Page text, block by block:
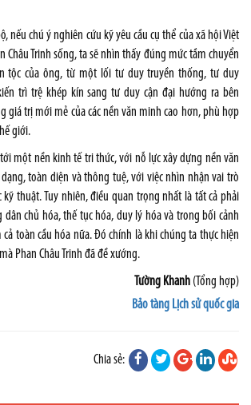
nếu chú ý nghiên cứu kỹ yêu cầu cụ thể của xã hội Việt
Châu Trinh sống, ta sẽ nhìn thấy đúng mức tầm chuyển
tộc của ông, từ một lối tư duy truyền thống, tư duy
trì trệ khép kín sang tư duy cận đại hướng ra bên
giá trị mới mẻ của các nền văn minh cao hơn, phù hợp
giới.
một nền kinh tế tri thức, với nỗ lực xây dựng nền văn
toàn diện và thông tuệ, với việc nhìn nhận vai trò
kỹ thuật. Tuy nhiên, điều quan trọng nhất là tất cả phải
dân chủ hóa, thế tục hóa, duy lý hóa và trong bối cảnh
toàn cầu hóa nữa. Đó chính là khi chúng ta thực hiện
Phan Châu Trinh đã đề xướng.
Tường Khanh (Tổng hợp)
Bảo tàng Lịch sử quốc gia
Chia sẻ: